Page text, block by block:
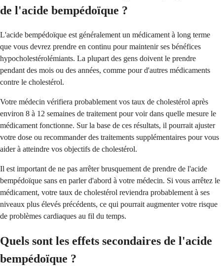
de l'acide bempédoïque ?
L'acide bempédoïque est généralement un médicament à long terme
que vous devrez prendre en continu pour maintenir ses bénéfices
hypocholestérolémiants. La plupart des gens doivent le prendre
pendant des mois ou des années, comme pour d'autres médicaments
contre le cholestérol.
Votre médecin vérifiera probablement vos taux de cholestérol après
environ 8 à 12 semaines de traitement pour voir dans quelle mesure le
médicament fonctionne. Sur la base de ces résultats, il pourrait ajuster
votre dose ou recommander des traitements supplémentaires pour vous
aider à atteindre vos objectifs de cholestérol.
Il est important de ne pas arrêter brusquement de prendre de l'acide
bempédoïque sans en parler d'abord à votre médecin. Si vous arrêtez le
médicament, votre taux de cholestérol reviendra probablement à ses
niveaux plus élevés précédents, ce qui pourrait augmenter votre risque
de problèmes cardiaques au fil du temps.
Quels sont les effets secondaires de l'acide
bempédoïque ?